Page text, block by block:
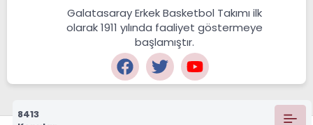
Galatasaray Erkek Basketbol Takımı ilk
olarak 1911 yılında faaliyet göstermeye
başlamıştır.
8413